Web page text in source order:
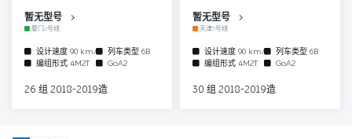
暂无型号
厦门2号线
设计速度 90 km/h 列车类型 6B
编组形式 4M2T GoA2
26 组 2018-2019造
暂无型号
天津5号线
设计速度 90 km/h 列车类型 6B
编组形式 4M2T GoA2
30 组 2018-2019造